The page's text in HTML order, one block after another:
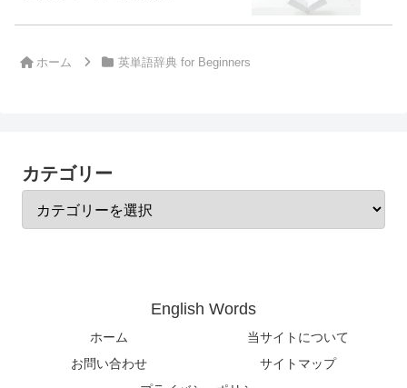
ホーム 英単語辞典 for Beginners
カテゴリー
English Words
ホーム
当サイトについて
お問い合わせ
サイトマップ